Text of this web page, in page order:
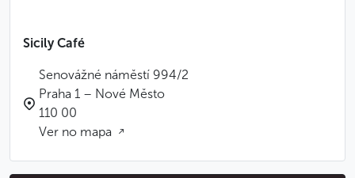
Sicily Café
Senovážné náměstí 994/2
Praha 1 – Nové Město
110 00
Ver no mapa